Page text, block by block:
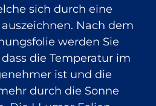
sich durch eine
Nach dem
werden Sie
die Temperatur im
ist und die
durch die Sonne